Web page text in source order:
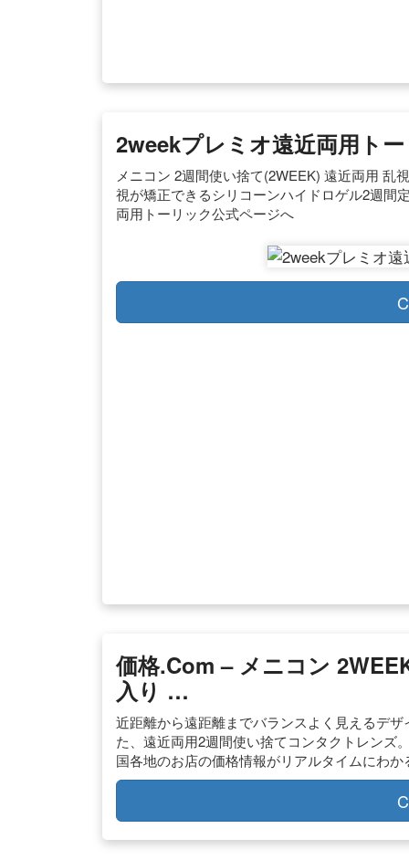
2weekプレミオ遠近両用ト
メニコン 2週間使い捨て(2WEEK) 遠近両用 乱
視が矯正できるシリコーンハイドロゲル2週間
両用トーリック公式ページへ
価格.com – メニコン
入り …
近距離から遠距離までバランスよく見えるデ
た、遠近両用2週間使い捨てコンタクトレンズ
国各地のお店の価格情報がリアルタイムにわ